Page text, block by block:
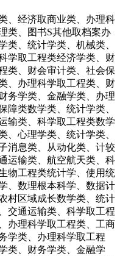
经济取商业类、办理科
类、图书S其他取档案办
类、统计学类、机械类、
学取工程类经济学类、财
类、财会审计类、社会保
、办理科学取工程类、财
务学类、金融学类、办理
障类数学类、统计学类、
输类、科学取工程类数学
、心理学类、统计学类、
消息类、从动化类、计较
运输类、航空航天类、科
物工程类统计学、使用统
、数理根本科学、数据计
村区域成长数学类、统计
交通运输类、科学取工程
办理科学取工程类、工商
学类、办理科学取工程
类、财务学类、金融学